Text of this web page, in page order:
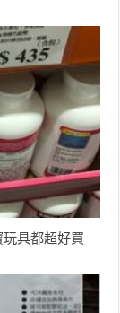
具都超好買